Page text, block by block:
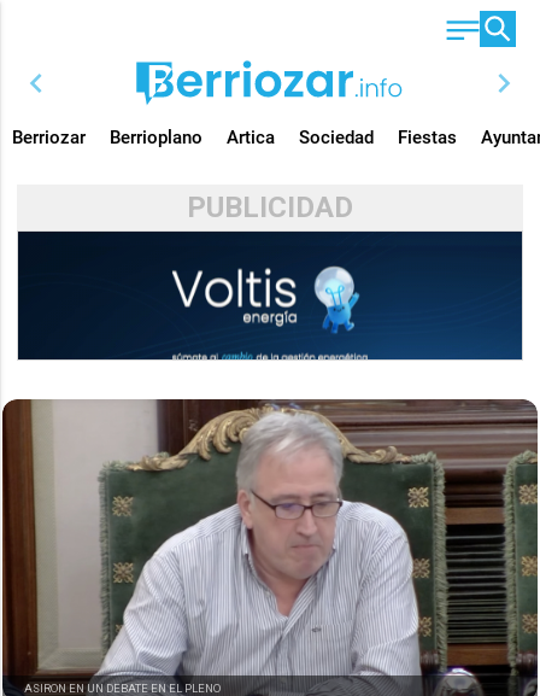
chevron_left chevron_right
Berriozar Berrioplano Artica Sociedad Fiestas
PUBLICIDAD
ASIRON EN UN DEBATE EN EL PLENO